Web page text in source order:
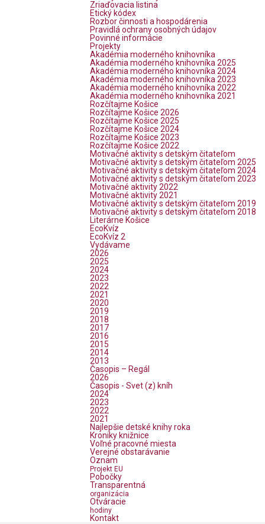
Zriaďovacia listina
Etický kódex
Rozbor činnosti a hospodárenia
Pravidlá ochrany osobných údajov
Povinné informácie
Projekty
Akadémia moderného knihovníka
Akadémia moderného knihovníka 2025
Akadémia moderného knihovníka 2024
Akadémia moderného knihovníka 2023
Akadémia moderného knihovníka 2022
Akadémia moderného knihovníka 2021
Rozčítajme Košice
Rozčítajme Košice 2026
Rozčítajme Košice 2025
Rozčítajme Košice 2024
Rozčítajme Košice 2023
Rozčítajme Košice 2022
Motivačné aktivity s detským čitateľom
Motivačné aktivity s detským čitateľom 2025
Motivačné aktivity s detským čitateľom 2024
Motivačné aktivity s detským čitateľom 2023
Motivačné aktivity 2022
Motivačné aktivity 2021
Motivačné aktivity s detským čitateľom 2019
Motivačné aktivity s detským čitateľom 2018
Literárne Košice
EcoKvíz
EcoKvíz 2
Vydávame
2026
2025
2024
2023
2022
2021
2020
2019
2018
2017
2016
2015
2014
2013
Časopis – Regál
2026
Časopis - Svet (z) kníh
2024
2023
2022
2021
Najlepšie detské knihy roka
Kroniky knižnice
Voľné pracovné miesta
Verejné obstarávanie
Oznam
Projekt EU
Pobočky
Transparentná
organizácia
Otváracie
hodiny
Kontakt